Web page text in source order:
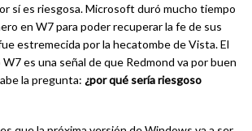
sí es riesgosa. Microsoft duró mucho tiempo
en W7 para poder recuperar la fe de sus
estremecida por la hecatombe de Vista. El
es una señal de que Redmond va por buen
la pregunta: ¿por qué sería riesgoso